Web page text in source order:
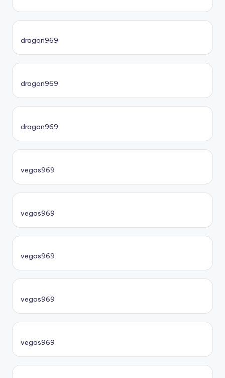
dragon969
dragon969
dragon969
vegas969
vegas969
vegas969
vegas969
vegas969